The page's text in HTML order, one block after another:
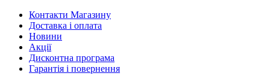
Контакти Магазину
Доставка і оплата
Новини
Акції
Дисконтна програма
Гарантія і повернення